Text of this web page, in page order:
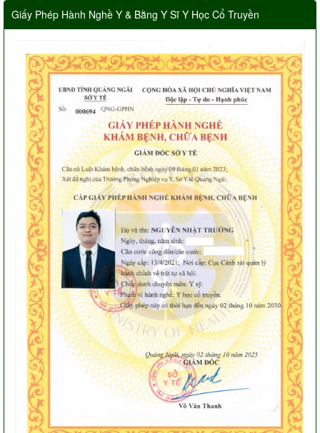
Giấy Phép Hành Nghề Y & Bằng Y Sĩ Y Học Cổ Truyền